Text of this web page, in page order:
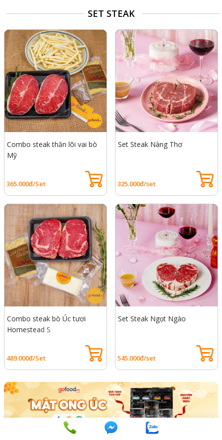
SET STEAK
Combo steak thăn lõi vai bò
Mỹ
365.000đ/Set
Set Steak Nàng Thơ
325.000đ/set
Combo steak bò Úc tươi
Homestead S
489.000đ/Set
Set Steak Ngọt Ngào
545.000đ/set